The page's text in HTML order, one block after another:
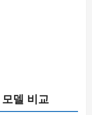
델 비교